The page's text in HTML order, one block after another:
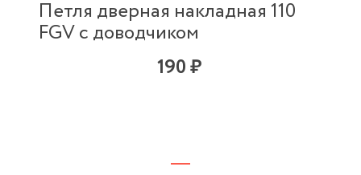
Петля дверная накладная 110
FGV с доводчиком
190 ₽